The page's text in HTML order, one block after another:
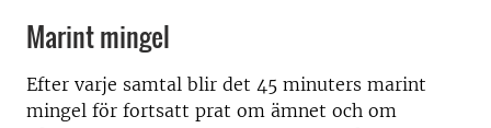
Marint mingel
Efter varje samtal blir det 45 minuters marint
mingel för fortsatt prat om ämnet och om